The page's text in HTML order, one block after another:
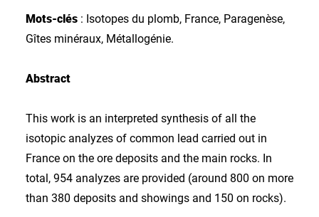
Mots-clés : Isotopes du plomb, France, Paragenèse,
Gîtes minéraux, Métallogénie.
Abstract
This work is an interpreted synthesis of all the
isotopic analyzes of common lead carried out in
France on the ore deposits and the main rocks. In
total, 954 analyzes are provided (around 800 on more
than 380 deposits and showings and 150 on rocks).